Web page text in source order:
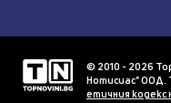
© 2010 - 2026
Нотисиас" ООД.
етичния кодекс